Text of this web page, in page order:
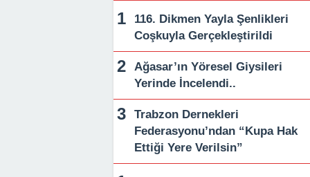
116. Dikmen Yayla Şenlikleri
Coşkuyla Gerçekleştirildi
Ağasar’ın Yöresel Giysileri
Yerinde İncelendi..
Trabzon Dernekleri
Federasyonu’ndan “Kupa Hak
Ettiği Yere Verilsin”